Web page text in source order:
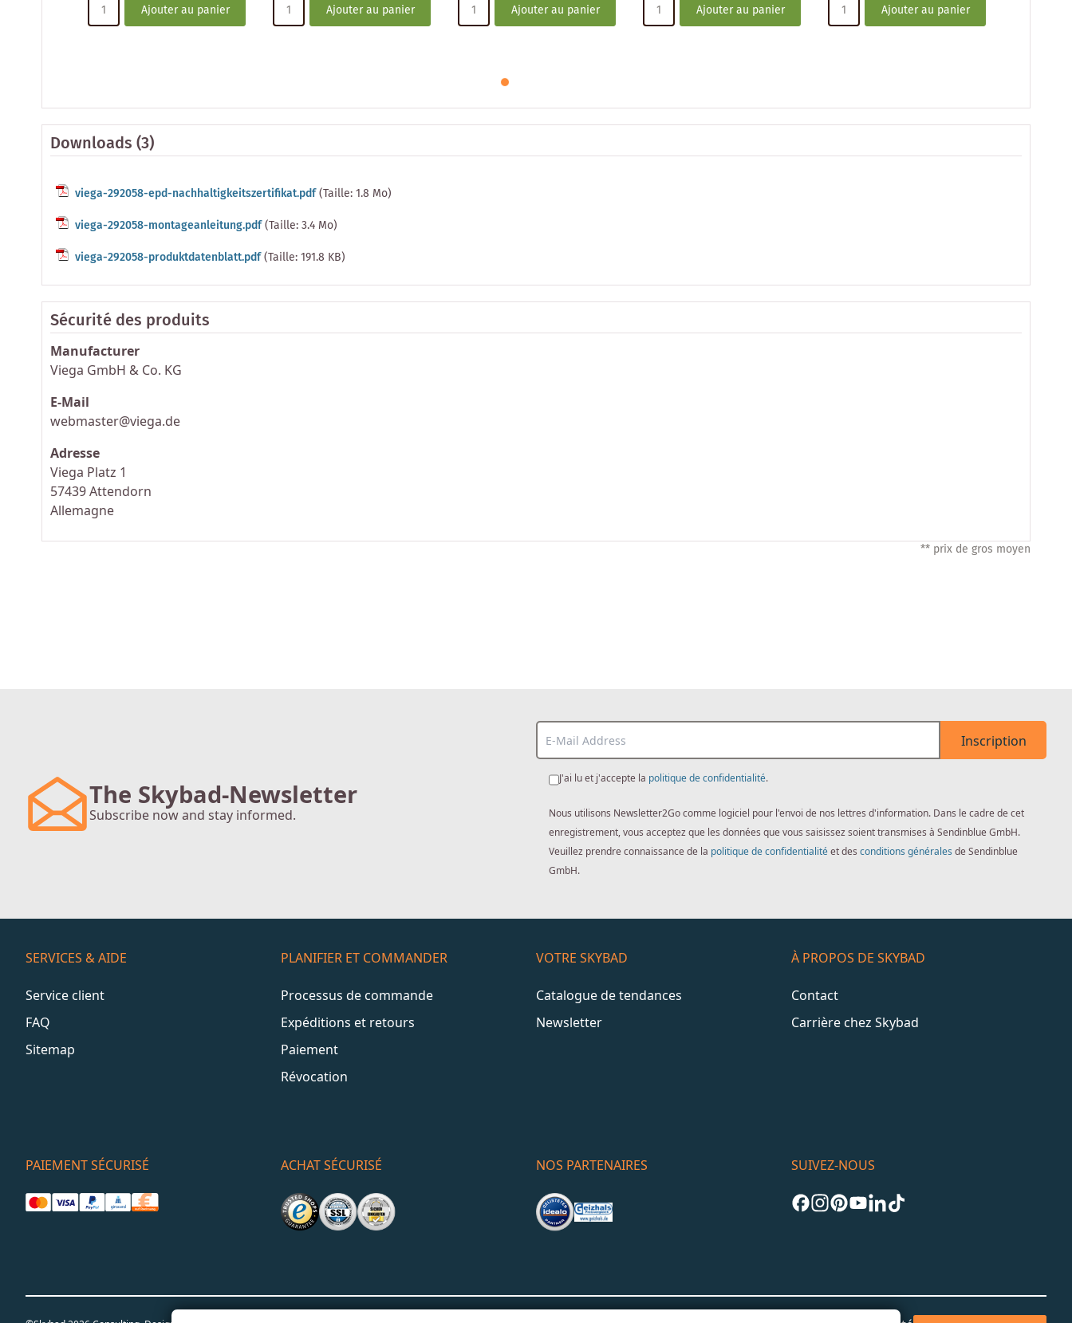
Ajouter au panier
Ajouter au panier
Ajouter au panier
Ajouter au panier
Ajouter au panier
Downloads (3)
viega-292058-epd-nachhaltigkeitszertifikat.pdf(Taille: 1.8 Mo)
viega-292058-montageanleitung.pdf(Taille: 3.4 Mo)
viega-292058-produktdatenblatt.pdf(Taille: 191.8 KB)
Sécurité des produits
Manufacturer
Viega GmbH & Co. KG
E-Mail
webmaster@viega.de
Adresse
Viega Platz 1
57439 Attendorn
Allemagne
** prix de gros moyen
The Skybad-Newsletter
Subscribe now and stay informed.
Inscription
J'ai lu et j'accepte la politique de confidentialité.
Nous utilisons Newsletter2Go comme logiciel pour l'envoi de nos lettres d'information. Dans le cadre de cet
enregistrement, vous acceptez que les données que vous saisissez soient transmises à Sendinblue GmbH.
Veuillez prendre connaissance de la politique de confidentialitéet des conditions générales de Sendinblue
GmbH.
SERVICES & AIDE
Service client
FAQ
Sitemap
PLANIFIER ET COMMANDER
Processus de commande
Expéditions et retours
Paiement
Révocation
VOTRE SKYBAD
Catalogue de tendances
Newsletter
À PROPOS DE SKYBAD
Contact
Carrière chez Skybad
PAIEMENT SÉCURISÉ ACHAT SÉCURISÉ NOS PARTENAIRES SUIVEZ-NOUS